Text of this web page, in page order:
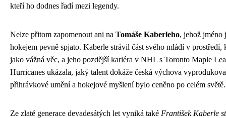
kteří ho dodnes řadí mezi legendy.
Nelze přitom zapomenout ani na Tomáše Kaberleho, jehož jméno
hokejem pevně spjato. Kaberle strávil část svého mládí v prostředí,
jako vážná věc, a jeho pozdější kariéra v NHL s Toronto Maple
Hurricanes ukázala, jaký talent dokáže česká výchova
přihrávkové umění a hokejové myšlení bylo ceněno po celém světě.
Ze zlaté generace devadesátých let vyniká také František Kaberle